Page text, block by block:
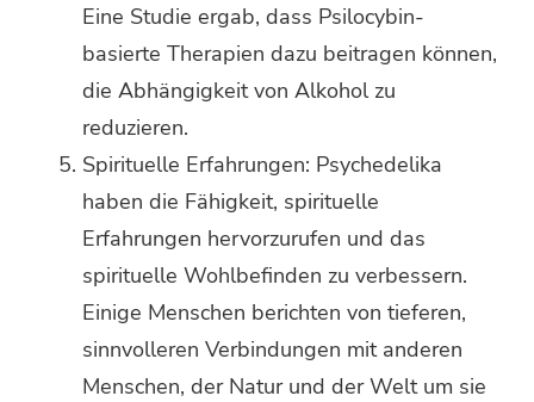
Eine Studie ergab, dass Psilocybin-
basierte Therapien dazu beitragen können,
die Abhängigkeit von Alkohol zu
reduzieren.
Spirituelle Erfahrungen: Psychedelika
haben die Fähigkeit, spirituelle
Erfahrungen hervorzurufen und das
spirituelle Wohlbefinden zu verbessern.
Einige Menschen berichten von tieferen,
sinnvolleren Verbindungen mit anderen
Menschen, der Natur und der Welt um sie